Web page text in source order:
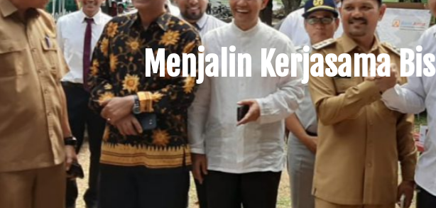
Menjalin Kerjasama Bisnis